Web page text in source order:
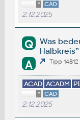
* CAD
2.12.2025
Q
Was
A Tipp 14812
ACAD ACADM
* CAD
2.12.2025